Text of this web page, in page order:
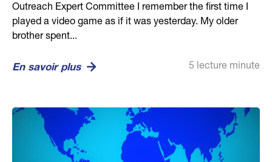
Outreach Expert Committee I remember the first time I
played a video game as if it was yesterday. My older
brother spent...
En savoir plus 5 lecture minute